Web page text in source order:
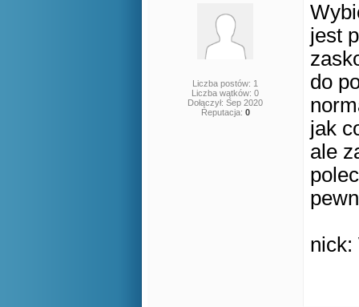
Liczba postów: 1
Liczba wątków: 0
Dołączył: Sep 2020
Reputacja: 0
jest
do
jak
ale
nick: